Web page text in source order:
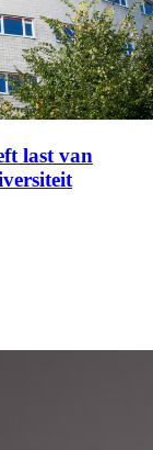
last van